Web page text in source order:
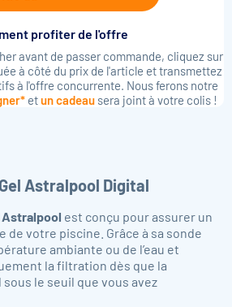
profiter de l'offre
avant de passer commande, cliquez sur
à côté du prix de l'article et transmettez
à l'offre concurrente. Nous ferons notre
etun cadeausera joint à votre colis !
Astralpool Digital
est conçu pour assurer un
de votre piscine. Grâce à sa sonde
ambiante ou de l’eau et
la filtration dès que la
le seuil que vous avez